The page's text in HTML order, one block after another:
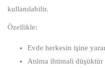
kullanılabilir.
Özellikle:
Evde herkesin işine
Atılma ihtimali düşüktür